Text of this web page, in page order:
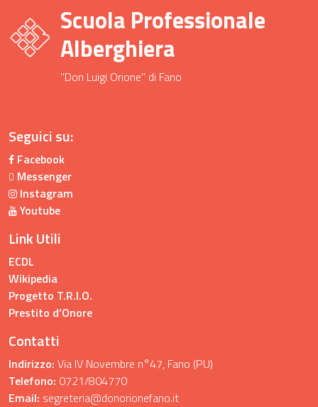
Scuola Professionale
Alberghiera
"Don Luigi Orione" di Fano
Seguici su:
Facebook
Messenger
Instagram
Youtube
Link Utili
ECDL
Wikipedia
Progetto T.R.I.O.
Prestito d’Onore
Contatti
Indirizzo: Via IV Novembre n°47, Fano (PU)
Telefono: 0721/804770
Email: segreteria@donorionefano.it